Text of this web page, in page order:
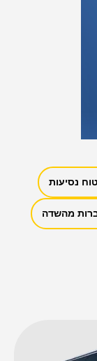
נסיעות
מהשדה